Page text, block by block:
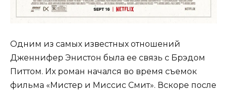
Одним из самых известных отношений
Дженнифер Энистон была ее связь с Брэдом
Питтом. Их роман начался во время съемок
фильма «Мистер и Миссис Смит». Вскоре после